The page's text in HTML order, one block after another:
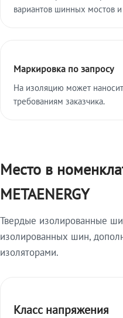
вариантов шинных мостов и
Маркировка по запросу
На изоляцию может
требованиям заказчика.
Место в
METAENERGY
Твердые изолированные
изолированных шин,
изоляторами.
Класс напряжения